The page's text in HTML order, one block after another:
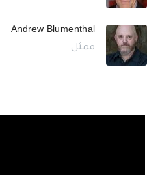
Andrew Blumenthal
ممثل